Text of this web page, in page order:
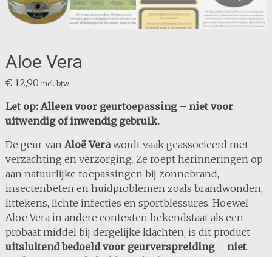
Aloe Vera
€12,90 incl. btw
Let op: Alleen voor geurtoepassing – niet voor
uitwendig of inwendig gebruik.
De geur van Aloë Verawordt vaak geassocieerd met
verzachting en verzorging. Ze roept herinneringen op
aan natuurlijke toepassingen bij zonnebrand,
insectenbeten en huidproblemen zoals brandwonden,
littekens, lichte infecties en sportblessures. Hoewel
Aloë Vera in andere contexten bekendstaat als een
probaat middel bij dergelijke klachten, is dit product
uitsluitend bedoeld voor geurverspreiding– niet